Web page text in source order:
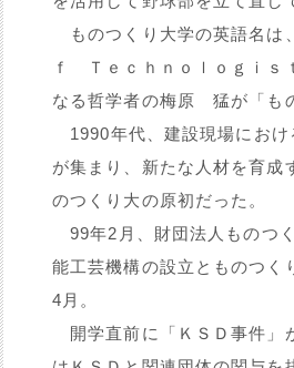
ものつくり大学の英語名は
ｆ Ｔｅｃｈｎｏｌｏｇｉｓ
なる哲学者の梅原 猛が「も
1990年代、建設現場におけ
が集まり、新たな人材を育成
のつくり大の原初だった。
99年2月、財団法人ものつ
能工芸機構の設立とものつく
4月。
開学直前に「ＫＳＤ事件」